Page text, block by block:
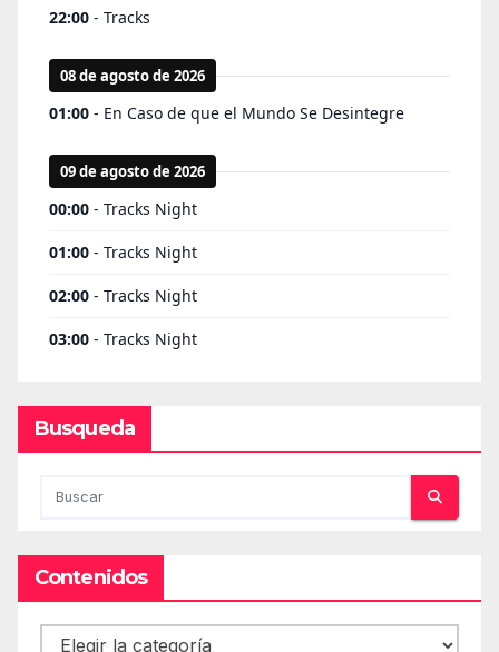
Busqueda
Contenidos
Contenidos